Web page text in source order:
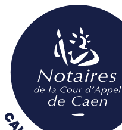
contenu
principal